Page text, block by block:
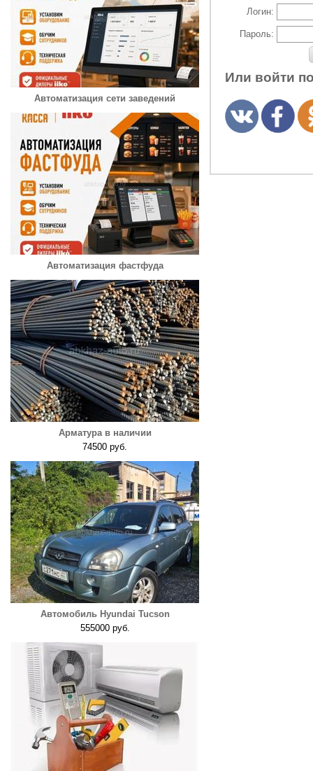
Автоматизация сети заведений
Автоматизация фастфуда
Арматура в наличии
74500 руб.
Автомобиль Hyundai Tucson
555000 руб.
Логин:
Пароль:
Или войти